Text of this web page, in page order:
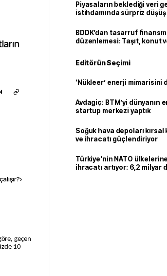
›
geçen
10
Piyasaların beklediği veri
istihdamında sürpriz düşüş
BDDK’dan tasarruf
düzenlemesi: Taşıt, konut
Editörün Seçimi
‘Nükleer’ enerji mimarisini
Avdagiç: BTM’yi dünyanın
startup merkezi yaptık
Soğuk hava depoları kırsal
ve ihracatı güçlendiriyor
Türkiye'nin NATO
ihracatı artıyor: 6,2 milyar